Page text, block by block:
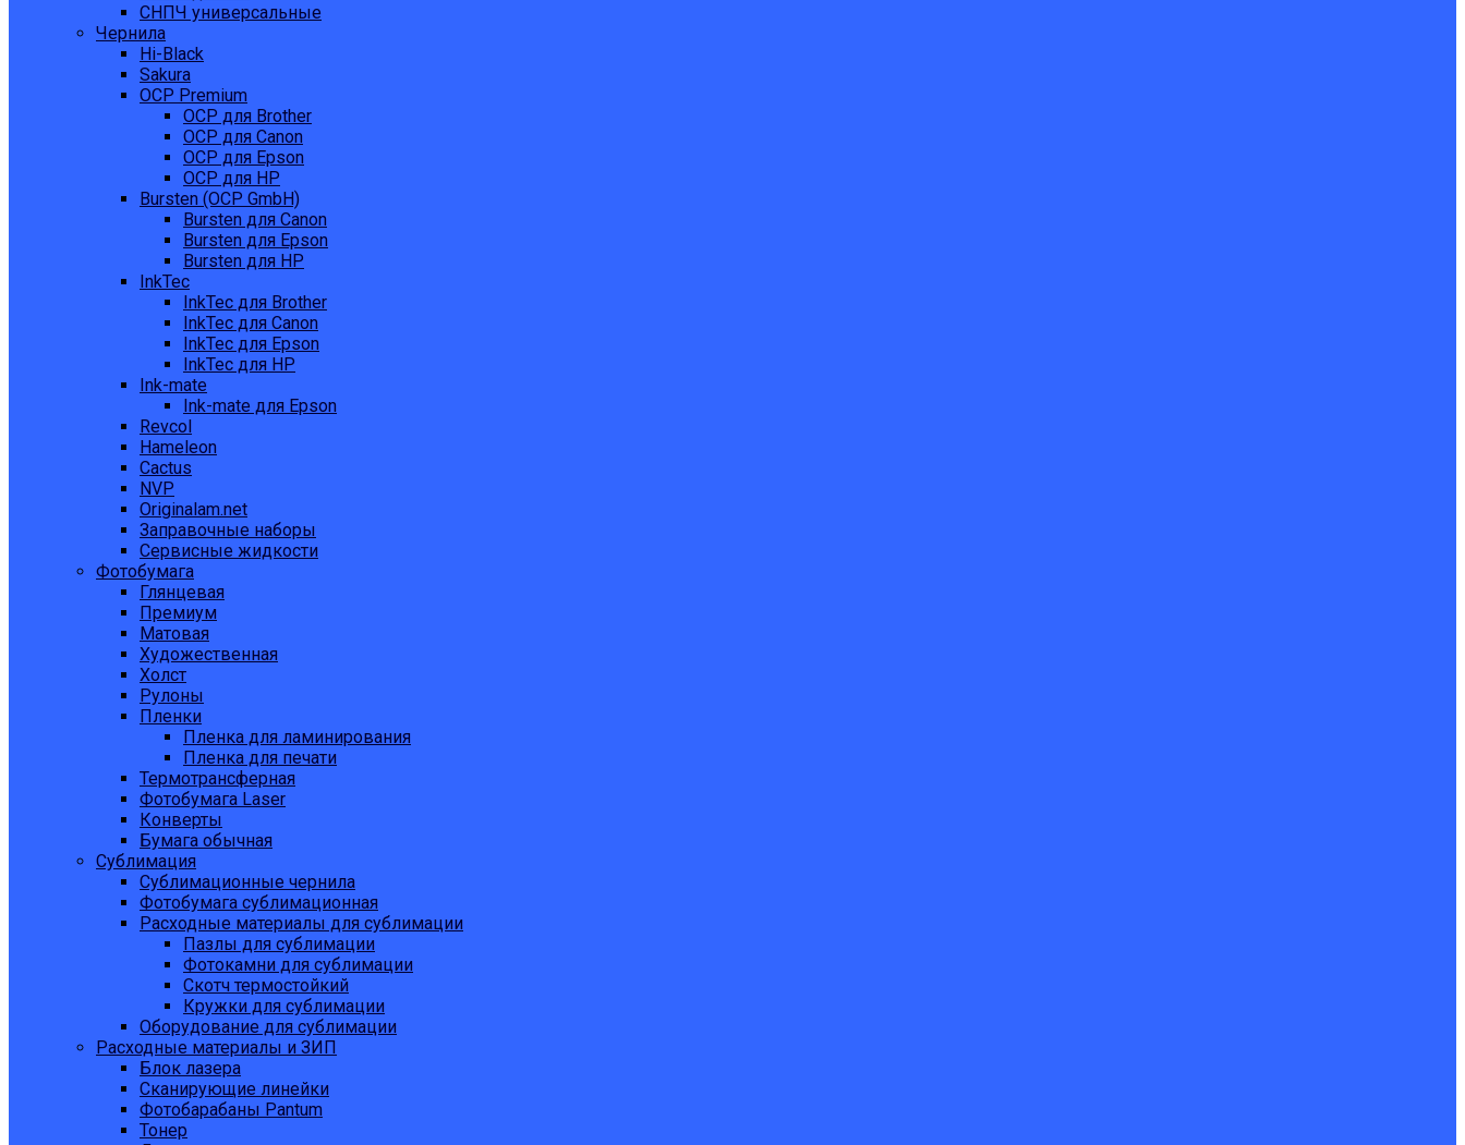
СНПЧ универсальные
Чернила
Hi-Black
Sakura
OCP Premium
OCP для Brother
OCP для Canon
OCP для Epson
OCP для HP
Bursten (OCP GmbH)
Bursten для Canon
Bursten для Epson
Bursten для HP
InkTec
InkTec для Brother
InkTec для Canon
InkTec для Epson
InkTec для HP
Ink-mate
Ink-mate для Epson
Revcol
Hameleon
Cactus
NVP
Originalam.net
Заправочные наборы
Сервисные жидкости
Фотобумага
Глянцевая
Премиум
Матовая
Художественная
Холст
Рулоны
Пленки
Пленка для ламинирования
Пленка для печати
Термотрансферная
Фотобумага Laser
Конверты
Бумага обычная
Сублимация
Сублимационные чернила
Фотобумага сублимационная
Расходные материалы для сублимации
Пазлы для сублимации
Фотокамни для сублимации
Скотч термостойкий
Кружки для сублимации
Оборудование для сублимации
Расходные материалы и ЗИП
Блок лазера
Сканирующие линейки
Фотобарабаны Pantum
Тонер